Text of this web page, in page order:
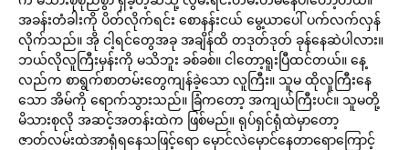
အခန်းတံခါးကို ပိတ်လိုက်ရင်း စောနန်းငယ် မွေ့ယာပေါ် ပက်လက်လှန်
လိုက်သည်။ အို ငါ့ရင်တွေအခု အချိန်ထိ တဒုတ်ဒုတ် ခုန်နေဆဲပါလား။
ဘယ်လိုလူကြီးမှန်းကို မသိဘူး ခစ်ခစ်။ ငါတော့ရူးပြီထင်တယ်။ နေ့
လည်က စာရွက်စာတမ်းတွေကျန်ခဲ့သော လူကြီး။ သူမ ထိုလူကြီးနေ
သော အိမ်ကို ရောက်သွားသည်။ ခြံကတော့ အကျယ်ကြီးပင်။ သူမတို့
မိသားစုလို အဆင့်အတန်းထဲက ဖြစ်မည်။ ရုပ်ရှင်ရုံထဲမှာတော့
ဇာတ်လမ်းထဲအာရုံရနေသဖြင့်ရော မှောင်လဲမှောင်နေတာရောကြောင့်